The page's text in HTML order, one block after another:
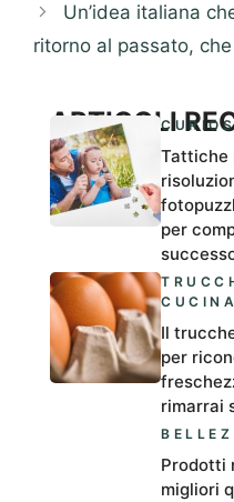
Un’idea italiana
ritorno al passato,
ARTICOLI
Tattiche
per
CUCINA
Il
per
rimarrai
Prodotti
migliori